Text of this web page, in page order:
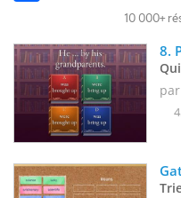
10 000+
par